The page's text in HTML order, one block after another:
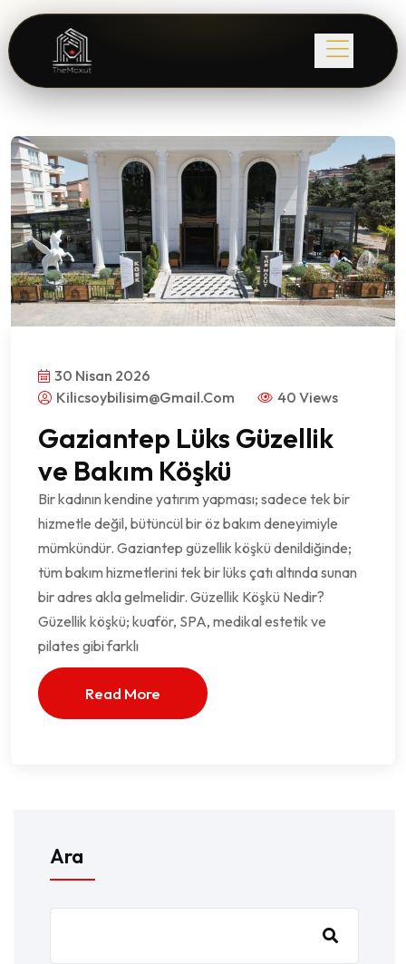
30 Nisan 2026
Kilicsoybilisim@gmail.com
40 Views
Gaziantep Lüks Güzellik
ve Bakım Köşkü
Bir kadının kendine yatırım yapması; sadece tek bir
hizmetle değil, bütüncül bir öz bakım deneyimiyle
mümkündür. Gaziantep güzellik köşkü denildiğinde;
tüm bakım hizmetlerini tek bir lüks çatı altında sunan
bir adres akla gelmelidir. Güzellik Köşkü Nedir?
Güzellik köşkü; kuaför, SPA, medikal estetik ve
pilates gibi farklı
Read More
Ara